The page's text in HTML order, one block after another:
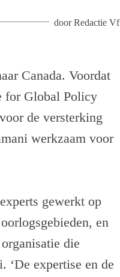
doorRedactie Vf
Canada. Voordat
for Global Policy
de versterking
werkzaam voor
gewerkt op
en
die
‘De expertise en de